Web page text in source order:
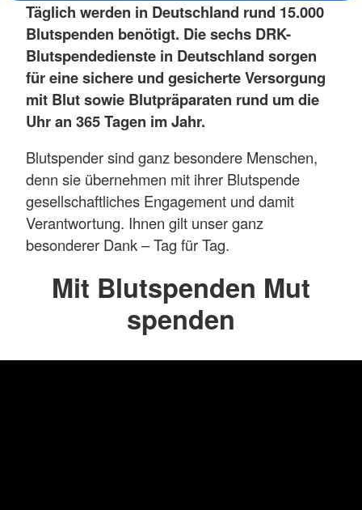
Täglich werden in Deutschland rund 15.000
Blutspenden benötigt. Die sechs DRK-
Blutspendedienste in Deutschland sorgen
für eine sichere und gesicherte Versorgung
mit Blut sowie Blutpräparaten rund um die
Uhr an 365 Tagen im Jahr.
Blutspender sind ganz besondere Menschen,
denn sie übernehmen mit ihrer Blutspende
gesellschaftliches Engagement und damit
Verantwortung. Ihnen gilt unser ganz
besonderer Dank – Tag für Tag.
Mit Blutspenden Mut
spenden